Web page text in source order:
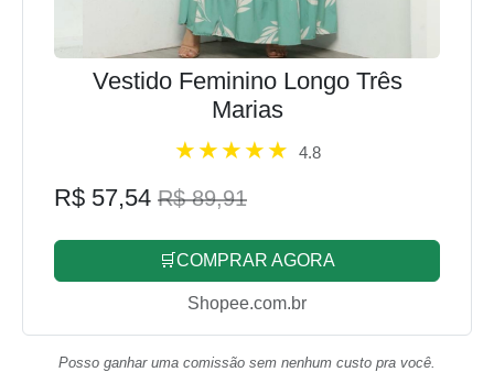
Vestido Feminino Longo Três
Marias
4.8
R$ 57,54 R$ 89,91
🛒COMPRAR AGORA
Shopee.com.br
Posso ganhar uma comissão sem nenhum custo pra você.